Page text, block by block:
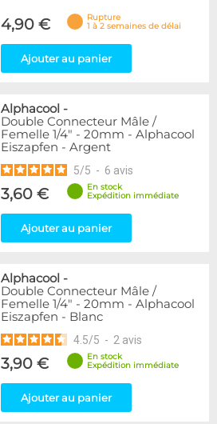
4,90 €
Rupture
1 à 2 semaines de délai
Ajouter au panier
Alphacool -
Double Connecteur Mâle /
Femelle 1/4" - 20mm - Alphacool
Eiszapfen - Argent
5/5 - 6 avis
3,60 €
En stock
Expédition immédiate
Ajouter au panier
Alphacool -
Double Connecteur Mâle /
Femelle 1/4" - 20mm - Alphacool
Eiszapfen - Blanc
4.5/5 - 2 avis
3,90 €
En stock
Expédition immédiate
Ajouter au panier